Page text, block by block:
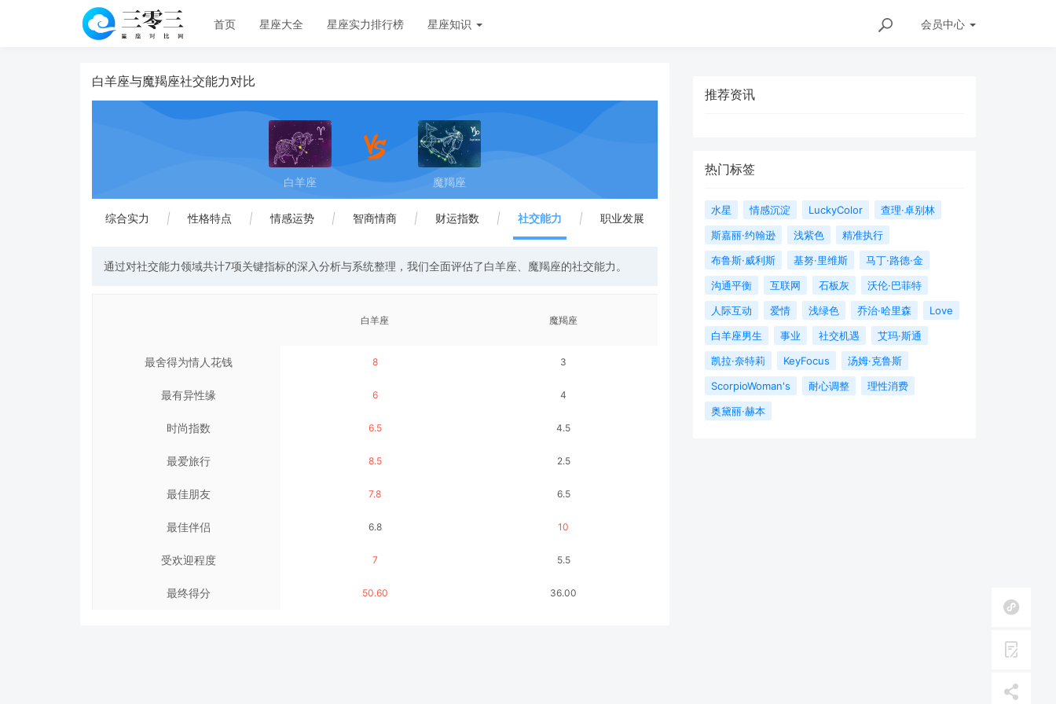
会员中心
首页 星座大全 星座实力排行榜 星座知识
白羊座与魔羯座社交能力对比
白羊座 魔羯座
综合实力 | 性格特点 | 情感运势 | 智商情商 | 财运指数 | 社交能力 | 职业发展
通过对社交能力领域共计7项关键指标的深入分析与系统整理，我们全面评估了白羊座、魔羯座的社交能力。
最舍得为情人花钱
最有异性缘
时尚指数
最爱旅行
最佳朋友
最佳伴侣
受欢迎程度
最终得分
白羊座
8
6
6.5
8.5
7.8
6.8
7
50.60
魔羯座
3
4
4.5
2.5
6.5
10
5.5
36.00
推荐资讯
热门标签
水星 情感沉淀 LuckyColor
查理·卓别林
斯嘉丽·约翰逊
浅紫色
精准执行
布鲁斯·威利斯
基努·里维斯
马丁·路德·金
沟通平衡
互联网 石板灰
沃伦·巴菲特
人际互动
爱情 浅绿色 乔治·哈里森
Love
白羊座男生
事业 社交机遇
艾玛·斯通
凯拉·奈特莉
KeyFocus
汤姆·克鲁斯
ScorpioWoman's
耐心调整
理性消费
奥黛丽·赫本